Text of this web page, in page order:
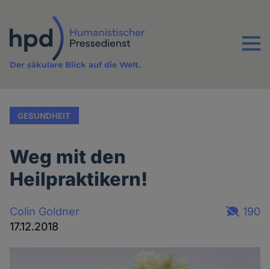
Inhalt
Menu
Der säkulare Blick auf die Welt.
GESUNDHEIT
Weg mit den
Heilpraktikern!
Colin Goldner
17.12.2018
190